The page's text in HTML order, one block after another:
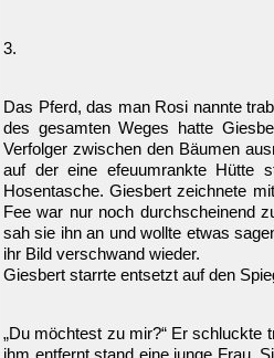
3.
Das Pferd, das man Rosi nannte
des gesamten Weges hatte
Verfolger zwischen den Bäumen
auf der eine efeuumrankte Hütte
Hosentasche. Giesbert zeichnete
Fee war nur noch durchscheinend
sah sie ihn an und wollte etwas
ihr Bild verschwand wieder.
Giesbert starrte entsetzt auf den
„Du möchtest zu mir?“ Er schluckte
ihm entfernt stand eine junge Frau.